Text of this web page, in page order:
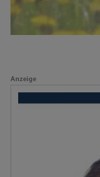
Anzeige